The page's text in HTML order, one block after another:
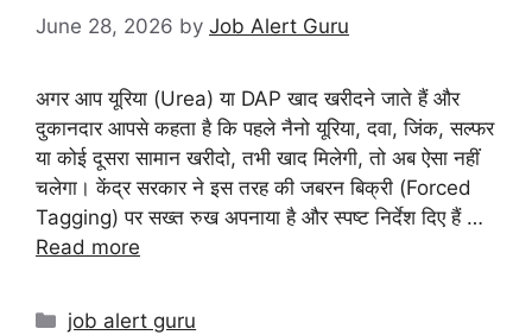
June 28, 2026 by Job Alert Guru
अगर आप यूरिया (Urea) या DAP खाद खरीदने जाते हैं और
दुकानदार आपसे कहता है कि पहले नैनो यूरिया, दवा, जिंक, सल्फर
या कोई दूसरा सामान खरीदो, तभी खाद मिलेगी, तो अब ऐसा नहीं
चलेगा। केंद्र सरकार ने इस तरह की जबरन बिक्री (Forced
Tagging) पर सख्त रुख अपनाया है और स्पष्ट निर्देश दिए हैं …
Read more
job alert guru